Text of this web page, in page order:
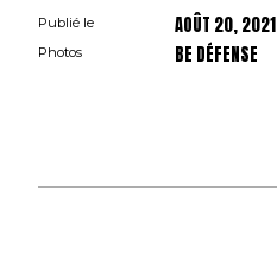
Publié le AOÛT 20, 2021
Photos BE DÉFENSE